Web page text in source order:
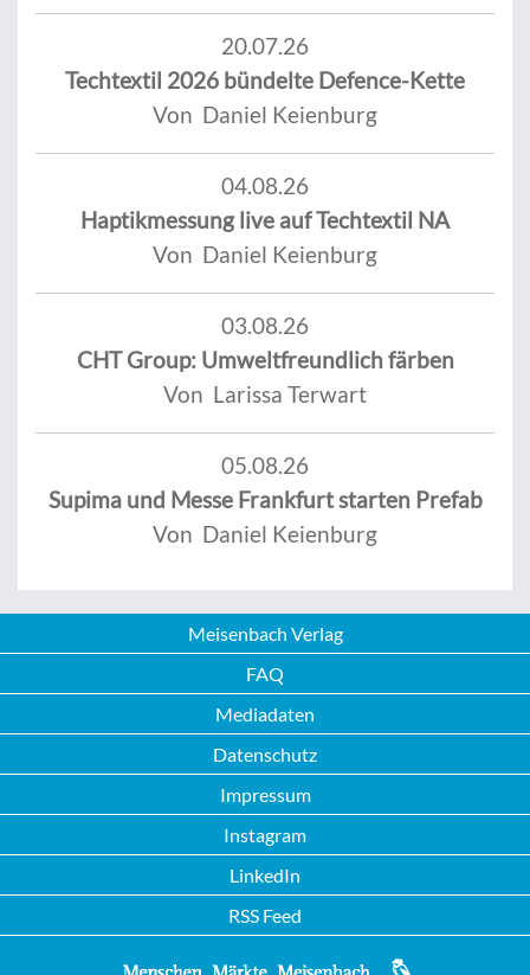
20.07.26
Techtextil 2026 bündelte Defence-Kette
Von Daniel Keienburg
04.08.26
Haptikmessung live auf Techtextil NA
Von Daniel Keienburg
03.08.26
CHT Group: Umweltfreundlich färben
Von Larissa Terwart
05.08.26
Supima und Messe Frankfurt starten Prefab
Von Daniel Keienburg
Meisenbach Verlag
FAQ
Mediadaten
Datenschutz
Impressum
Instagram
LinkedIn
RSS Feed